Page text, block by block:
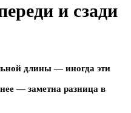
и сзади
длины — иногда эти
— заметна разница в